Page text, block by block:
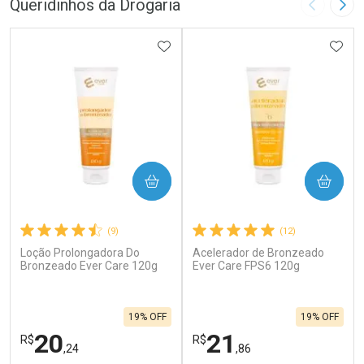
Queridinhos da Drogaria Imagem
(9)
Loção Prolongadora Do
Bronzeado Ever Care 120g
R$20,24
19% OFF
ADICIONAR AOS FAVORITOS
COMPRAR
(12)
Acelerador de Bronzeado
Ever Care FPS6 120g
R$21 ,86
19% OFF
COMPRAR